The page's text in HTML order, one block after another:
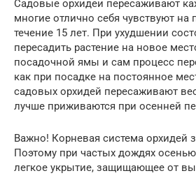
Садовые орхидеи пересаживают
многие отлично себя чувствуют на
течение 15 лет. При ухудшении
пересадить растение на новое
посадочной ямы и сам процесс
как при посадке на постоянное
садовых орхидей пересаживают
лучше приживаются при осенней
Важно! Корневая система орхидей
Поэтому при частых дождях
легкое укрытие, защищающее от